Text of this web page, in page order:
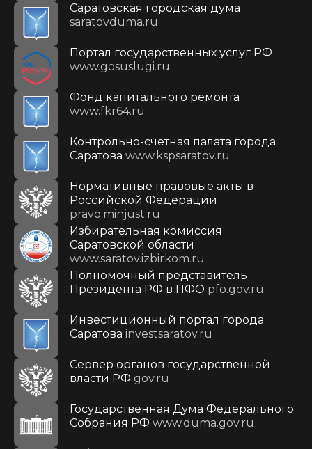
Саратовская городская дума
saratovduma.ru
Портал государственных услуг РФ
www.gosuslugi.ru
Фонд капитального ремонта
www.fkr64.ru
Контрольно-счетная палата города
Саратова www.kspsaratov.ru
Нормативные правовые акты в
Российской Федерации
pravo.minjust.ru
Избирательная комиссия
Саратовской области
www.saratov.izbirkom.ru
Полномочный представитель
Президента РФ в ПФО pfo.gov.ru
Инвестиционный портал города
Саратова investsaratov.ru
Сервер органов государственной
власти РФ gov.ru
Государственная Дума Федерального
Собрания РФ www.duma.gov.ru